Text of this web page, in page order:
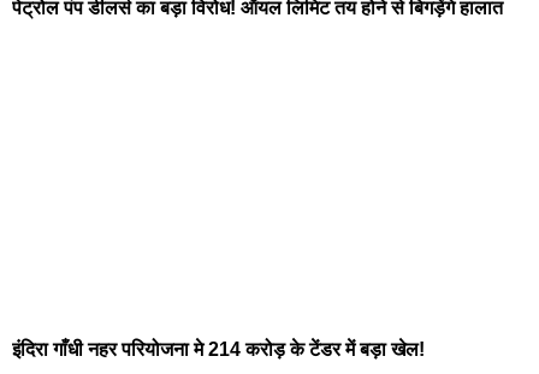
पेट्रोल पंप डीलर्स का बड़ा विरोध! ऑयल लिमिट तय होने से बिगड़ेंगे हालात
इंदिरा गाँधी नहर परियोजना मे 214 करोड़ के टेंडर में बड़ा खेल!